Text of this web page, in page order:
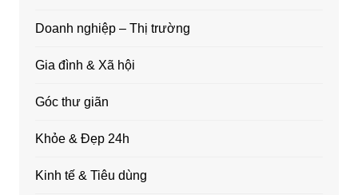
Doanh nghiệp – Thị trường
Gia đình & Xã hội
Góc thư giãn
Khỏe & Đẹp 24h
Kinh tế & Tiêu dùng